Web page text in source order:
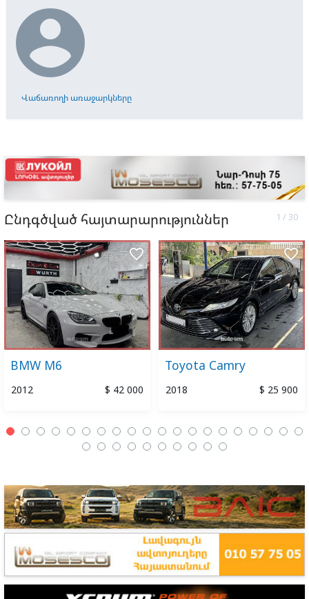

Վաճառողի առաջարկները
Ընդգծված հայտարարություններ
BMW M6
2012 $ 42 000
favorite_border
Toyota Camry
2018 $ 25 900
favorite_border